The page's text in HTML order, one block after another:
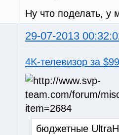
Ну что поделать, у
29-07-2013
4K-телевизор за
бюджетные